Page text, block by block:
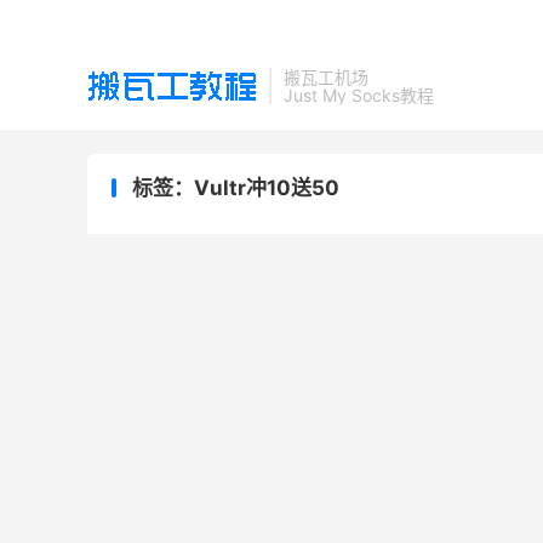
搬瓦工机场
Just My Socks教程
标签：Vultr冲10送50